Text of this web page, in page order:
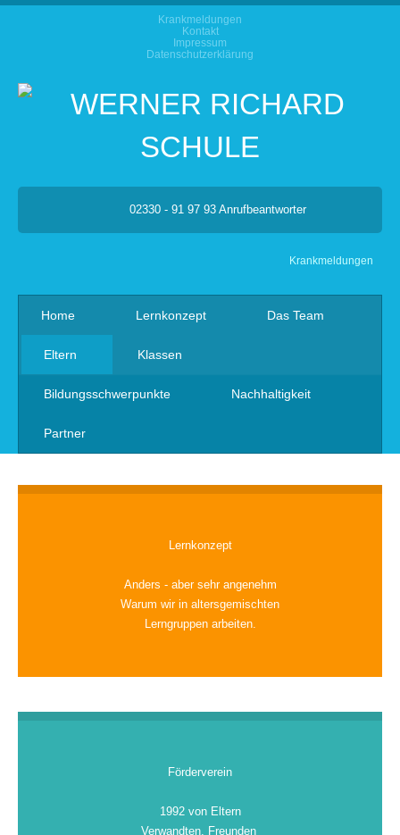
Krankmeldungen
Kontakt
Impressum
Datenschutzerklärung
02330 - 91 97 93 Anrufbeantworter
Krankmeldungen
Home Lernkonzept Das Team
Eltern Klassen
Bildungsschwerpunkte Nachhaltigkeit
Partner
Lernkonzept
Anders - aber sehr angenehm
Warum wir in altersgemischten
Lerngruppen arbeiten.
Förderverein
1992 von Eltern
Verwandten, Freunden